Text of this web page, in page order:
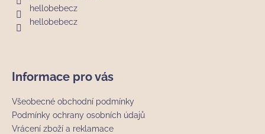
hellobebecz
hellobebecz
Informace pro vás
Všeobecné obchodní podmínky
Podmínky ochrany osobních údajů
Vrácení zboží a reklamace